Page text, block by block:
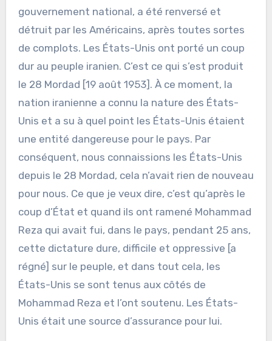
gouvernement national, a été renversé et
détruit par les Américains, après toutes sortes
de complots. Les États-Unis ont porté un coup
dur au peuple iranien. C’est ce qui s’est produit
le 28 Mordad [19 août 1953]. À ce moment, la
nation iranienne a connu la nature des États-
Unis et a su à quel point les États-Unis étaient
une entité dangereuse pour le pays. Par
conséquent, nous connaissions les États-Unis
depuis le 28 Mordad, cela n’avait rien de nouveau
pour nous. Ce que je veux dire, c’est qu’après le
coup d’État et quand ils ont ramené Mohammad
Reza qui avait fui, dans le pays, pendant 25 ans,
cette dictature dure, difficile et oppressive [a
régné] sur le peuple, et dans tout cela, les
États-Unis se sont tenus aux côtés de
Mohammad Reza et l’ont soutenu. Les États-
Unis était une source d’assurance pour lui.